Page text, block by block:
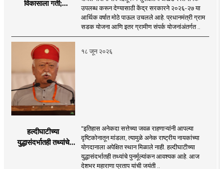
विकासाला गती;
लक्ष्य!
उपलब्ध करून देण्यासाठी केंद्र सरकारने २०२६-२७ या
आर्थिक वर्षात मोठे पाऊल उचलले आहे. प्रधानमंत्री ग्राम
सडक योजना आणि इतर ग्रामीण संपर्क योजनांअंतर्गत ..
१८ जून २०२६
हल्दीघाटीच्या
युद्धासंदर्भातही तथ्यांचे
"इतिहास अनेकदा सत्तेच्या जवळ राहणाऱ्यांनी आपल्या
दृष्टिकोनातून मांडला, त्यामुळे अनेक राष्ट्रीय नायकांच्या
योगदानाला अपेक्षित स्थान मिळाले नाही. हल्दीघाटीच्या
युद्धासंदर्भातही तथ्यांचे पुनर्मूल्यांकन आवश्यक आहे. आज
देशभर महाराणा प्रताप यांची जयंती ..